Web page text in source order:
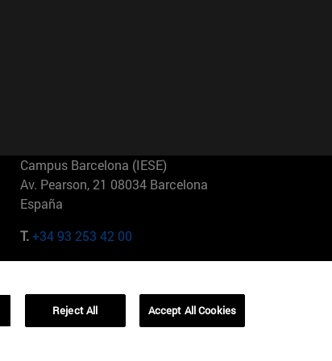
Campus Barcelona (IESE)
Av. Pearson, 21 08034 Barcelona
España
T.+34 93 253 42 00
01321001 Bela Vista Brasil
Reject All Accept All Cookies